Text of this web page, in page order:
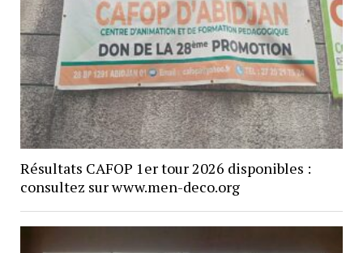
Résultats CAFOP 1er tour 2026 disponibles :
consultez sur www.men-deco.org